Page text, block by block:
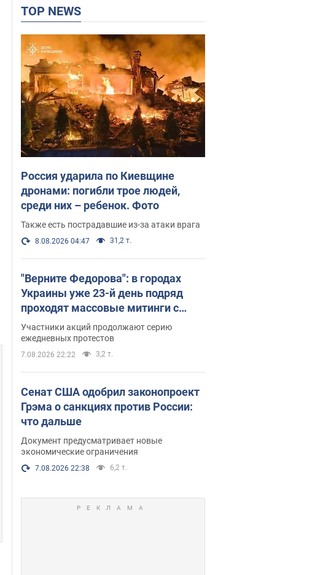
TOP NEWS
Россия ударила по Киевщине
дронами: погибли трое людей,
среди них – ребенок. Фото
Также есть пострадавшие из-за атаки врага
8.08.2026 04:47 31,2 т.
"Верните Федорова": в городах
Украины уже 23-й день подряд
проходят массовые митинги с
плакатами. Фото и видео
Участники акций продолжают серию
ежедневных протестов
7.08.2026 22:22 3,2 т.
Сенат США одобрил законопроект
Грэма о санкциях против России:
что дальше
Документ предусматривает новые
экономические ограничения
7.08.2026 22:38 6,2 т.